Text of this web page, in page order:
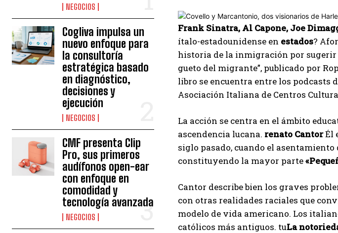
NEGOCIOS
Cogliva impulsa un
nuevo enfoque para
la consultoría
estratégica basado
en diagnóstico,
decisiones y
ejecución
NEGOCIOS
CMF presenta Clip
Pro, sus primeros
audífonos open-ear
con enfoque en
comodidad y
tecnología avanzada
NEGOCIOS
Frank Sinatra, Al Capone, Joe
ítalo-estadounidense en estados?
historia de la inmigración por sugerir
gueto del migrante”, publicado por
libro se encuentra entre los podcasts
Asociación Italiana de Centros
La acción se centra en el ámbito
ascendencia lucana. renato CantorÉl
siglo pasado, cuando el
constituyendo la mayor parte
Cantor describe bien los graves
con otras realidades raciales que
modelo de vida americano. Los
católicos más antiguos. tuLa